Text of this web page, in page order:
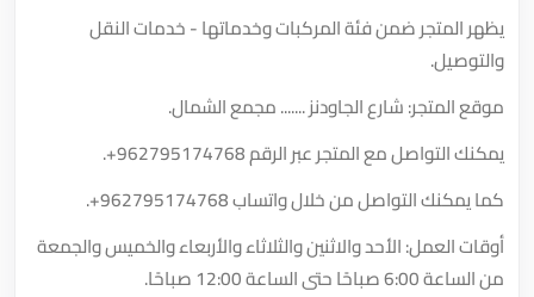
يظهر المتجر ضمن فئة المركبات وخدماتها - خدمات النقل
والتوصيل.
موقع المتجر: شارع الجاودنز ....... مجمع الشمال.
يمكنك التواصل مع المتجر عبر الرقم+962795174768
.
كما يمكنك التواصل من خلال واتساب+962795174768
.
أوقات العمل: الأحد والاثنين والثلاثاء والأربعاء والخميس والجمعة
من الساعة 6:00 صباحًا حتى الساعة 12:00 صباحًا.